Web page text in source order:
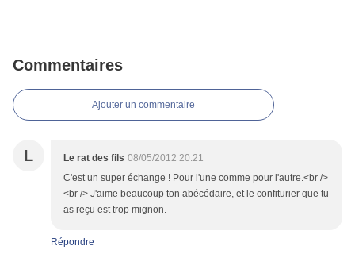
Commentaires
Ajouter un commentaire
L Le rat des fils 08/05/2012 20:21
C'est un super échange ! Pour l'une comme pour l'autre.<br />
<br /> J'aime beaucoup ton abécédaire, et le confiturier que tu
as reçu est trop mignon.
Répondre